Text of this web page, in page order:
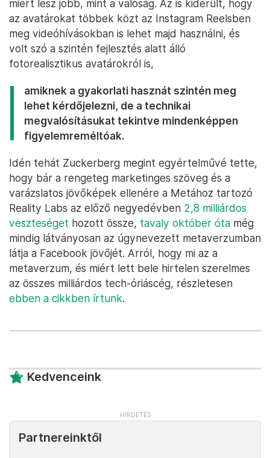
miért lesz jobb, mint a valóság. Az is kiderült, hogy
az avatárokat többek közt az Instagram Reelsben
meg videóhívásokban is lehet majd használni, és
volt szó a szintén fejlesztés alatt álló
fotorealisztikus avatárokról is,
amiknek a gyakorlati hasznát szintén meg
lehet kérdőjelezni, de a technikai
megvalósításukat tekintve mindenképpen
figyelemreméltóak.
Idén tehát Zuckerberg megint egyértelművé tette,
hogy bár a rengeteg marketinges szöveg és a
varázslatos jövőképek ellenére a Metához tartozó
Reality Labs az előző negyedévben 2,8 milliárdos
veszteséget hozott össze, tavaly október óta még
mindig látványosan az úgynevezett metaverzumban
látja a Facebook jövőjét. Arról, hogy mi az a
metaverzum, és miért lett bele hirtelen szerelmes
az összes milliárdos tech-óriáscég, részletesen
ebben a cikkben írtunk.
Kedvenceink
Partnereinktől